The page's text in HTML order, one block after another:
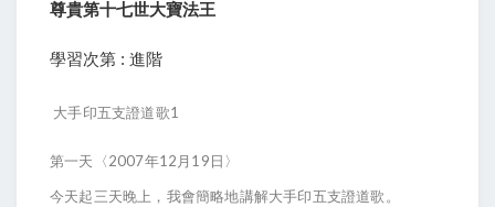
尊貴第十七世大寶法王
學習次第 : 進階
大手印五支證道歌1
第一天〈2007年12月19日〉
今天起三天晚上，我會簡略地講解大手印五支證道歌。